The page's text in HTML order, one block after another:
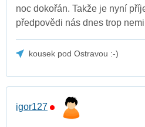
noc dokořán. Takže je nyní
předpovědi nás dnes trop
kousek pod Ostravou :-)
igor127